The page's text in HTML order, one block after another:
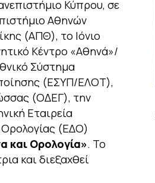
Κύπρου, σε
Αθηνών
(ΑΠΘ), το Ιόνιο
Κέντρο «Αθηνά»/
Σύστημα
(ΕΣΥΠ/ΕΛΟΤ),
(ΟΔΕΓ), την
Εταιρεία
(ΕΔΟ)
και Ορολογία». Το
και διεξαχθεί